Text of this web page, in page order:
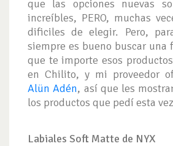
que las opciones nuevas
increíbles, PERO, muchas
dificiles de elegir. Pero,
siempre es bueno buscar una
que te importe esos
en Chilito, y mi proveedor
Alün Adén, así que les
los productos que pedí esta
Labiales Soft Matte de NYX